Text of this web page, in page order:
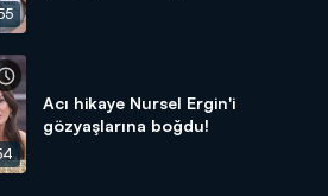
Acı hikaye Nursel Ergin'i
gözyaşlarına boğdu!